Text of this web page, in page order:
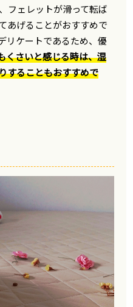
フェレットが滑って転ば
あげることがおすすめで
リケートであるため、優
くさいと感じる時は、湿
することもおすすめで